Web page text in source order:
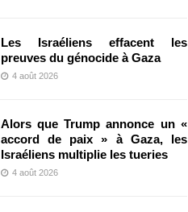
Les Israéliens effacent les
preuves du génocide à Gaza
4 août 2026
Alors que Trump annonce un «
accord de paix » à Gaza, les
Israéliens multiplie les tueries
4 août 2026